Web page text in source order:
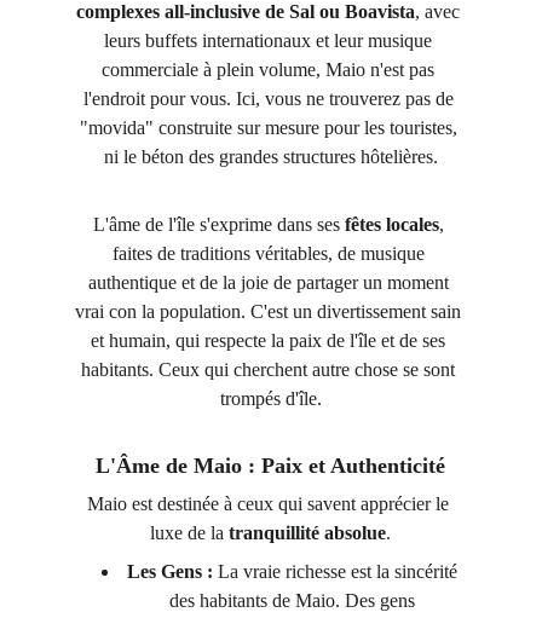
complexes all-inclusive de Sal ou Boavista, avec
leurs buffets internationaux et leur musique
commerciale à plein volume, Maio n'est pas
l'endroit pour vous. Ici, vous ne trouverez pas de
"movida" construite sur mesure pour les touristes,
ni le béton des grandes structures hôtelières.
L'âme de l'île s'exprime dans ses fêtes locales,
faites de traditions véritables, de musique
authentique et de la joie de partager un moment
vrai con la population. C'est un divertissement sain
et humain, qui respecte la paix de l'île et de ses
habitants. Ceux qui cherchent autre chose se sont
trompés d'île.
L'Âme de Maio : Paix et Authenticité
Maio est destinée à ceux qui savent apprécier le
luxe de la tranquillité absolue.
Les Gens : La vraie richesse est la sincérité
des habitants de Maio. Des gens